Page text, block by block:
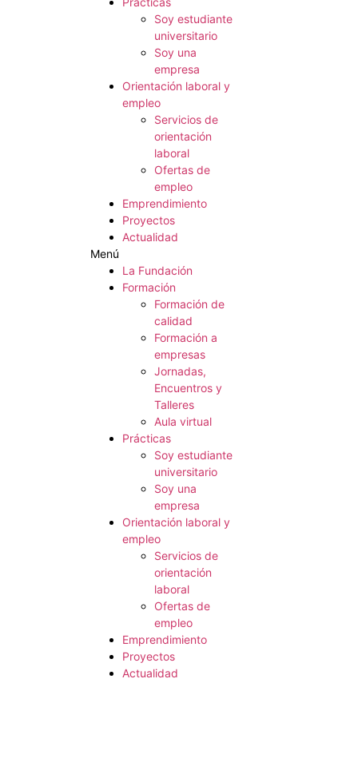
Soy estudiante
universitario
Soy una
empresa
Orientación laboral y
empleo
Servicios de
orientación
laboral
Ofertas de
empleo
Emprendimiento
Proyectos
Actualidad
Menú
La Fundación
Formación
Formación de
calidad
Formación a
empresas
Jornadas,
Encuentros y
Talleres
Aula virtual
Prácticas
Soy estudiante
universitario
Soy una
empresa
Orientación laboral y
empleo
Servicios de
orientación
laboral
Ofertas de
empleo
Emprendimiento
Proyectos
Actualidad